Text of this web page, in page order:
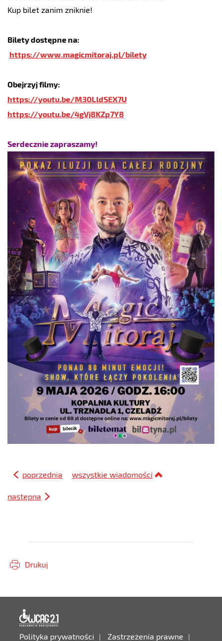
Kup bilet zanim zniknie!
Bilety dostępne na:
https://www.magicmitoraj.pl/bilety
Obejrzyj filmy:
https://youtu.be/M30LldSEX7U
https://youtu.be/4gVj8KZp7Y8
Serdecznie zapraszamy!
poprzednia wszystkie wiadomości
następna
Drukuj
Polityka prywatności Zastrzeżenia prawne